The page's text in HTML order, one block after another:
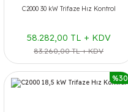
C2000 30 kW Trifaze Hız Kontrol
58.282,00 TL + KDV
83.260,00 TL + KDV
%30